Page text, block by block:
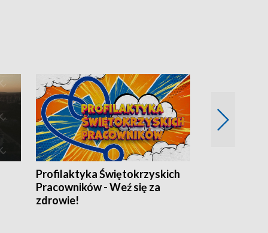
Profilaktyka Świętokrzyskich
Pracowników - Weź się za
zdrowie!